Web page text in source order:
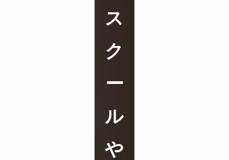
ス
ク
ー
ル
や